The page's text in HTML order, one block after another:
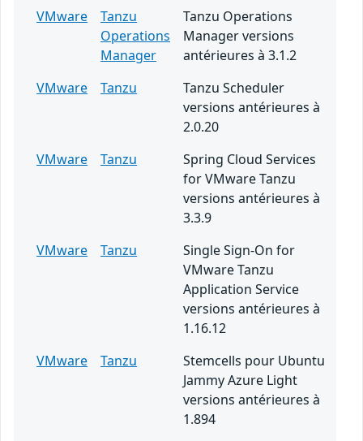
VMware
Tanzu
Operations
Manager
Tanzu Operations
Manager versions
antérieures à 3.1.2
VMware
Tanzu
Tanzu Scheduler
versions antérieures à
2.0.20
VMware
Tanzu
Spring Cloud Services
for VMware Tanzu
versions antérieures à
3.3.9
VMware
Tanzu
Single Sign-On for
VMware Tanzu
Application Service
versions antérieures à
1.16.12
VMware
Tanzu
Stemcells pour Ubuntu
Jammy Azure Light
versions antérieures à
1.894